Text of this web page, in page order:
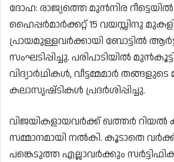
ദോഹ: രാജ്യത്തെ മുൻനിര
ഹൈപ്പർമാർക്കറ്റ് 15 വയസ്സിനു
പ്രായമുള്ളവർക്കായി ബോട്ടിൽ
സംഘടിപ്പിച്ചു. പരിപാടിയിൽ
വിദ്യാർഥികൾ, വീട്ടമ്മമാർ
കലാസൃഷ്‌ടികൾ പ്രദർശിപ്പിച്ചു.
വിജയികളായവർക്ക് ഖത്തർ റിയൽ
സമ്മാനമായി നൽകി. കൂടാതെ
പങ്കെടുത്ത എല്ലാവർക്കും